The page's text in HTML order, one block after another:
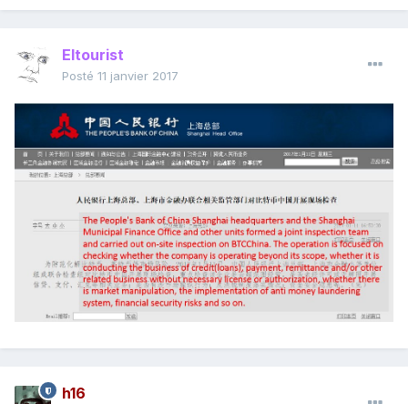
Eltourist
Posté 11 janvier 2017
h16